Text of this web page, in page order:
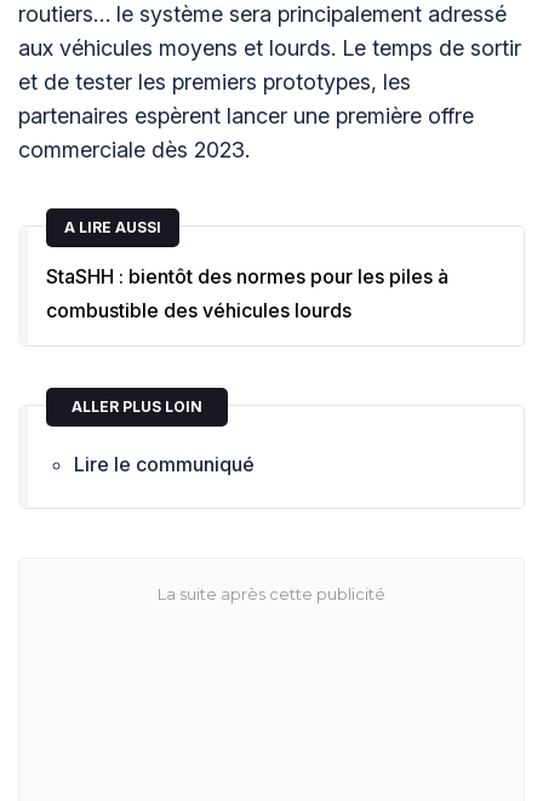
routiers… le système sera principalement adressé
aux véhicules moyens et lourds. Le temps de sortir
et de tester les premiers prototypes, les
partenaires espèrent lancer une première offre
commerciale dès 2023.
A LIRE AUSSI
StaSHH : bientôt des normes pour les piles à
combustible des véhicules lourds
ALLER PLUS LOIN
Lire le communiqué